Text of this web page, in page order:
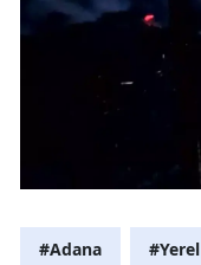
#Adana #Yerel